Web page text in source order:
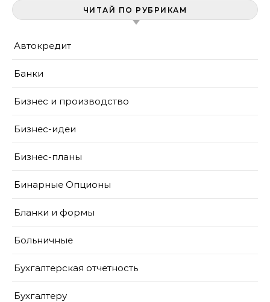
ЧИТАЙ ПО РУБРИКАМ
Автокредит
Банки
Бизнес и производство
Бизнес-идеи
Бизнес-планы
Бинарные Опционы
Бланки и формы
Больничные
Бухгалтерская отчетность
Бухгалтеру